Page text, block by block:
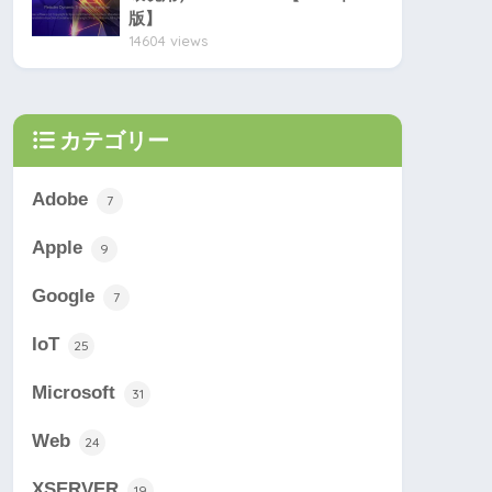
版】
14604 views
カテゴリー
Adobe 7
Apple 9
Google 7
IoT 25
Microsoft 31
Web 24